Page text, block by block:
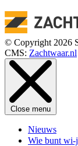
© Copyright 2026
CMS: Zachtwaar.nl
Close menu
Nieuws
Wie bunt wi-j